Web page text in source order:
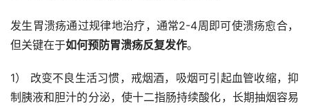
发生胃溃疡通过规律地治疗，通常2-4周即可使溃疡愈合，
但关键在于如何预防胃溃疡反复发作。
1） 改变不良生活习惯，戒烟酒，吸烟可引起血管收缩，抑
制胰液和胆汁的分泌，使十二指肠持续酸化，长期抽烟容易